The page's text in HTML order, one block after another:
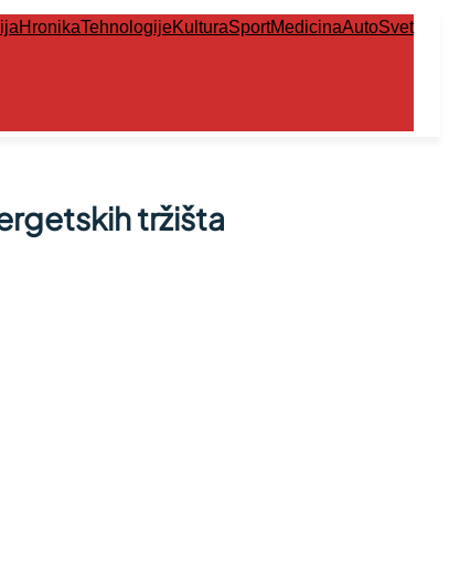
HronikaTehnologijeKulturaSportMedicinaAutoSvet
tržišta